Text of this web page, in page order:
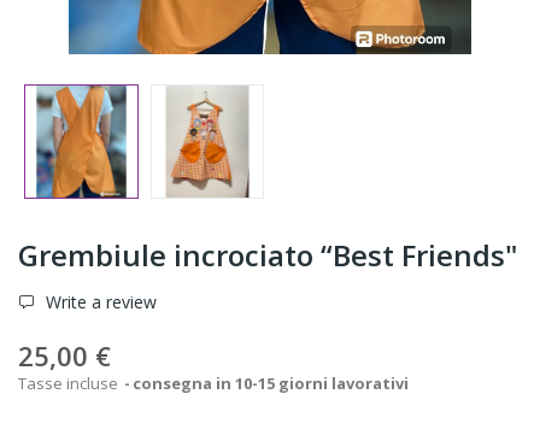
Grembiule incrociato “Best Friends"
Write a review
25,00 €
Tasse incluse consegna in 10-15 giorni lavorativi